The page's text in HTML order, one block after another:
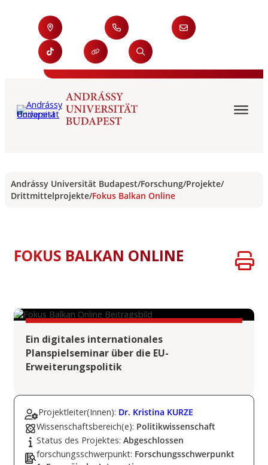
Andrássy Universität Budapest/Forschung/Projekte/
Drittmittelprojekte/Fokus Balkan Online
FOKUS BALKAN ONLINE
Ein digitales internationales
Planspielseminar über die EU-
Erweiterungspolitik
Projektleiter(Innen): Dr. Kristina KURZE
Wissenschaftsbereich(e): Politikwissenschaft
Status des Projektes: Abgeschlossen
forschungsschwerpunkt: Forschungsschwerpunkt